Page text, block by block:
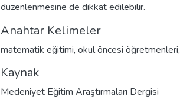
düzenlenmesine de dikkat edilebilir.
Anahtar Kelimeler
matematik eğitimi, okul öncesi öğretmenleri,
Kaynak
Medeniyet Eğitim Araştırmaları Dergisi